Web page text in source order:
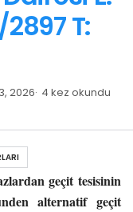
T:
2026 4 kez okundu
geçit tesisinin
alternatif geçit